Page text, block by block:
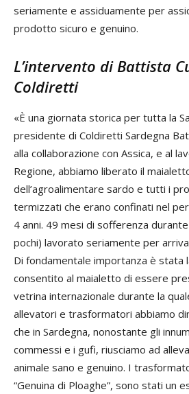
seriamente e assiduamente per
prodotto sicuro e genuino.
L’intervento di Battista
Coldiretti
«È una giornata storica per tutta la
presidente di Coldiretti Sardegna
alla collaborazione con Assica, e al
Regione, abbiamo liberato il
dell’agroalimentare sardo e tutti i
termizzati che erano confinati nel
4 anni. 49 mesi di sofferenza
pochi) lavorato seriamente per
Di fondamentale importanza è stata
consentito al maialetto di essere
vetrina internazionale durante la
allevatori e trasformatori abbiamo
che in Sardegna, nonostante gli
commessi e i gufi, riusciamo ad
animale sano e genuino. I
“Genuina di Ploaghe”, sono stati un